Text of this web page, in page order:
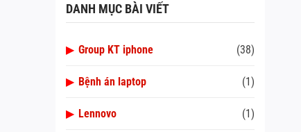
DANH MỤC BÀI VIẾT
▶ Group KT iphone (38)
▶ Bệnh án laptop (1)
▶ Lennovo (1)